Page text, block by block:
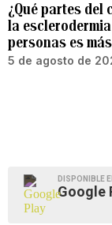
¿Qué partes del
la
personas es
5 de agosto de
DISPONIBLE
Google